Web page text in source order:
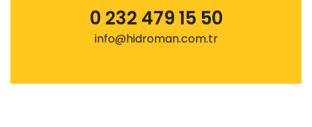
0 232 479 15 50
info@hidroman.com.tr